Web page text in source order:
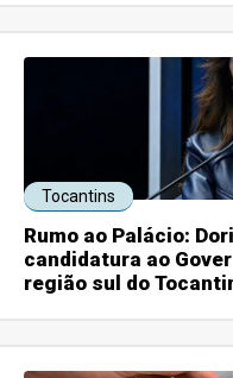
Tocantins
Rumo ao Palácio:
candidatura ao
região sul do